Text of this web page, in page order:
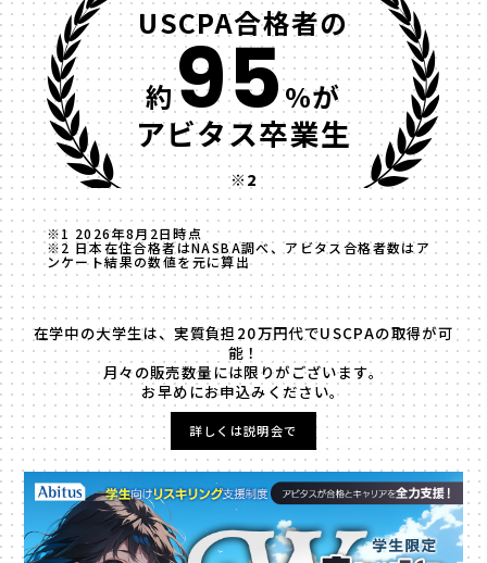
USCPA合格者の
約95%が
アビタス卒業生
※2
※1 2026年8月2日時点
※2 日本在住合格者はNASBA調べ、アビタス合格者数はア
ンケート結果の数値を元に算出
在学中の大学生は、実質負担20万円代でUSCPAの取得が可
能！
月々の販売数量には限りがございます。
お早めにお申込みください。
詳しくは説明会で